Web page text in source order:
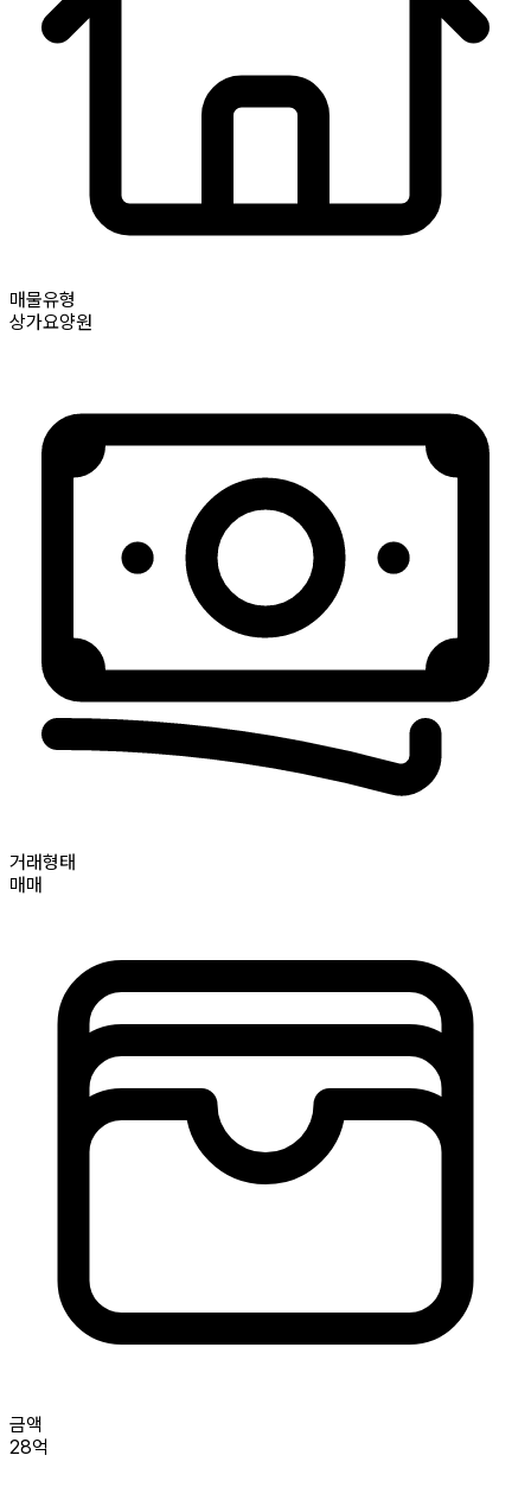
매물유형
상가요양원
거래형태
매매
금액
28억